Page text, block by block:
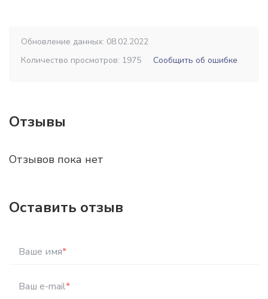
Обновление данных: 08.02.2022
Количество просмотров: 1975
Сообщить об ошибке
Отзывы
Отзывов пока нет
Оставить отзыв
Ваше имя*
Ваш e-mail*